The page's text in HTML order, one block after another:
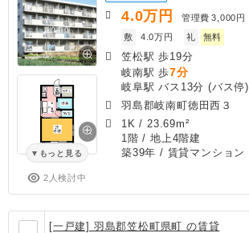
もっと見る
2人検討中
4.0万円 管理費 3,000円
敷
4.0万円 礼 無料
笠松駅 歩19分
岐南駅 歩7分
岐阜駅 バス13分 (バス停
羽島郡岐南町徳田西３
1K / 23.69m²
1階 / 地上4階建
築39年 / 賃貸マンション
[一戸建] 羽島郡笠松町県町 の賃貸